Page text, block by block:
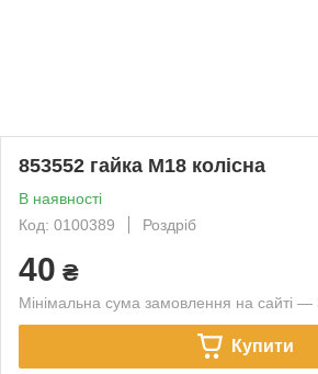
853552 гайка М18 колісна
В наявності
Код: 0100389
Роздріб
40 ₴
Мінімальна сума замовлення на сайті —
Купити